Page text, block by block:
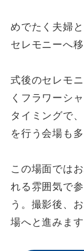
めでたく夫婦
セレモニーへ移
式後のセレモ
くフラワーシ
タイミングで
を行う会場も
この場面では
れる雰囲気で
う。撮影後、
場へと進みます